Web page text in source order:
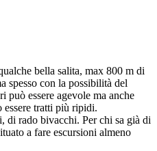
bella salita, max 800 m di
spesso con la possibilità del
può essere agevole ma anche
essere tratti più ripidi.
di rado bivacchi. Per chi sa già di
a fare escursioni almeno